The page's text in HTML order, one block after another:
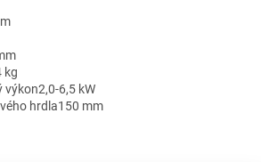
kg
výkon2,0-6,5 kW
hrdla150 mm